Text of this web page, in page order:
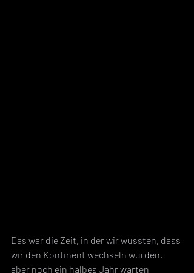
Das war die Zeit, in der wir wussten, dass
wir den Kontinent wechseln würden,
aber noch ein halbes Jahr warten